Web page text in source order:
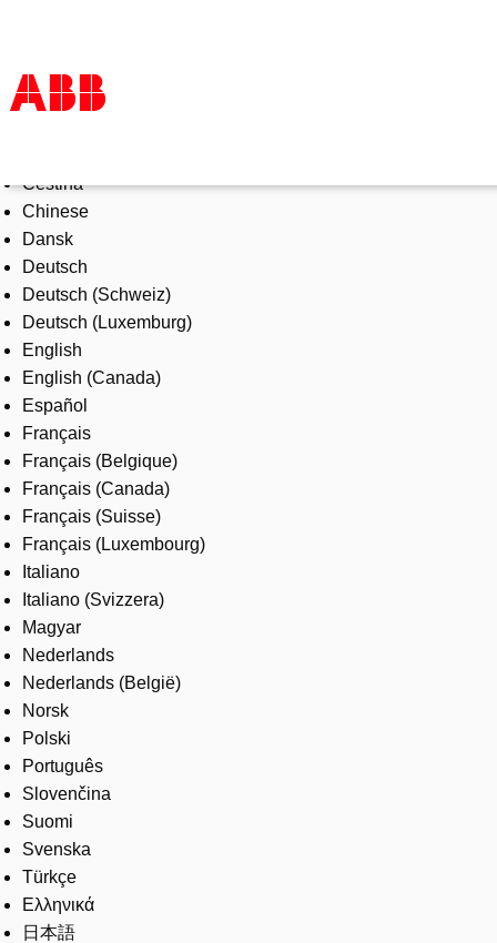
Products & Solutions
Industries
Services
About us
Where to buy
Contact us
Careers
Čeština
Chinese
Dansk
Deutsch
Deutsch (Schweiz)
Deutsch (Luxemburg)
English
English (Canada)
Español
Français
Français (Belgique)
Français (Canada)
Français (Suisse)
Français (Luxembourg)
Italiano
Italiano (Svizzera)
Magyar
Nederlands
Nederlands (België)
Norsk
Polski
Português
Slovenčina
Suomi
Svenska
Türkçe
Ελληνικά
日本語